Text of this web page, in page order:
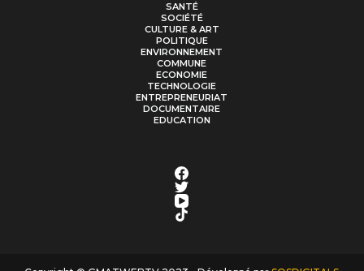
SANTÉ
SOCIÉTÉ
CULTURE & ART
POLITIQUE
ENVIRONNEMENT
COMMUNE
ECONOMIE
TECHNOLOGIE
ENTREPRENEURIAT
DOCUMENTAIRE
EDUCATION